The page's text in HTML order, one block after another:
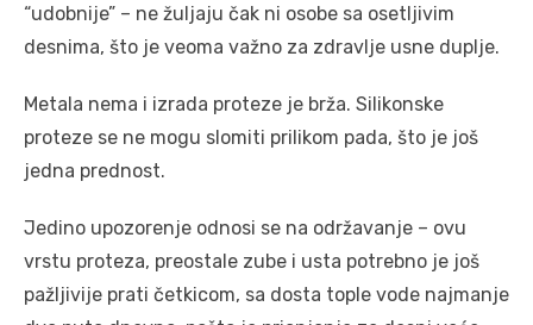
“udobnije” – ne žuljaju čak ni osobe sa osetljivim
desnima, što je veoma važno za zdravlje usne duplje.
Metala nema i izrada proteze je brža. Silikonske
proteze se ne mogu slomiti prilikom pada, što je još
jedna prednost.
Jedino upozorenje odnosi se na održavanje – ovu
vrstu proteza, preostale zube i usta potrebno je još
pažljivije prati četkicom, sa dosta tople vode najmanje